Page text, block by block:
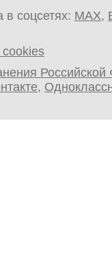
соцсетях: MAX,
,